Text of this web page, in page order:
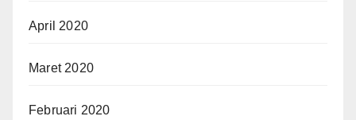
April 2020
Maret 2020
Februari 2020